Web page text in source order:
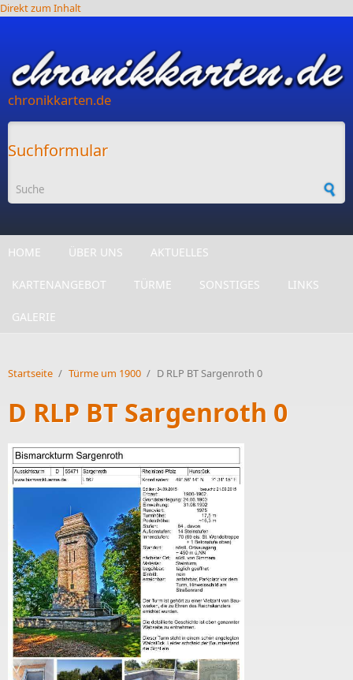
Direkt zum Inhalt
chronikkarten.de
Suchformular
HOME ÜBER UNS AKTUELLES
KARTENANGEBOT TÜRME SONSTIGES LINKS
GALERIE
Startseite / Türme um 1900 / D RLP BT Sargenroth 0
D RLP BT Sargenroth 0